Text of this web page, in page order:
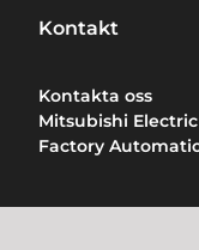
Kontakt
Kontakta oss
Mitsubishi
Factory